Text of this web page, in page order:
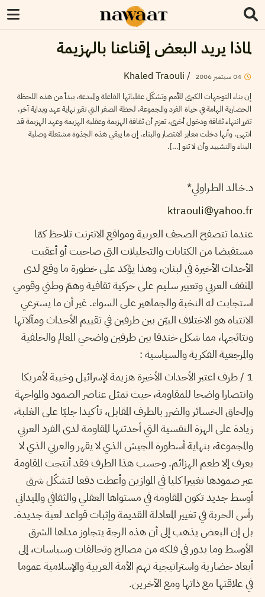
لماذا يريد البعض إقناعنا بالهزيمة
04سبتمبر 2006
/
Khaled Traouli
إن بناء التوجهات الكبرى للأمم وتشكّل عقلياتها الفاعلة والمبدعة، يبدأ من هذه اللحظة
الحضارية الهامة في حياة الفرد والمجموعة، لحظة الصفر التي تقرر نهاية عهد وبداية آخر،
تقرر انتهاء ثقافة ودخول أخرى، تعزم أن ثقافة الهزيمة وعقلية الهزيمة وعهد الهزيمة قد
انتهى، وأنها دخلت معابر الانتصار والبناء. إن ما يبقي هذه الجذوة مشتعلة وصلبة
البناء والتشييد وأن لا تتو […].
د.خـالد الطـراولي*
ktraouli@yahoo.fr
عندما تتصفح الصحف العربية ومواقع الانترنت تلاحظ كمّا
مستفيضا من الكتابات والتحليلات التي صاحبت أو أعقبت
الأحداث الأخيرة في لبنان، وهذا يؤكد على خطورة ما وقع لدى
المثقف العربي وتعبير سليم على حركية ثقافية وهمّ وطني وقومي
استجابت له النخبة والجماهير على السواء. غير أن ما يسترعي
الانتباه هو الاختلاف البيّن بين طرفين في تقييم الأحداث ومآلاتها
ونتائجها، مما شكل خندقا بين طرفين واضحي المعالم والخلفية
والمرجعية الفكرية والسياسية :
1 / طرف اعتبر الأحداث الأخيرة هزيمة لإسرائيل وخيبة لأمريكا
وانتصارا واضحا للمقاومة، حيث تمثل عناصر الصمود والمواجهة
وإلحاق الخسائر والضرر بالطرف المقابل، تأكيدا جليّا على الغلبة،
زيادة على الهزة النفسية التي أحدثتها المقاومة لدى الفرد العربي
والمجموعة، بنهاية أسطورة الجيش الذي لا يقهر والعربي الذي لا
يعرف إلا طعم الهزائم. وحسب هذا الطرف فقد أنتجت المقاومة
عبر صمودها تغييرا كليا في الموازين وأعطت دفعا لتشكّل شرق
أوسط جديد تكون المقاومة في مستواها العقلي والثقافي والميداني
رأس الحربة في تغيير المعادلة القديمة وإثبات قواعد لعبة جديدة.
بل إن البعض يذهب إلى أن هذه الرجة يتجاوز مداها الشرق
الأوسط وما يدور في فلكه من مصالح وتحالفات وسياسات، إلى
أبعاد حضارية واستراتيجية تهم الأمة العربية والإسلامية عموما
في علاقتها مع ذاتها ومع الآخرين.